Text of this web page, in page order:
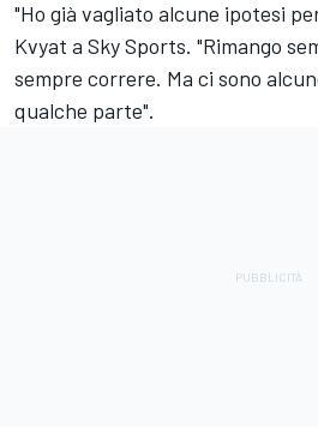
"Ho già vagliato alcune ipotesi
Kvyat a Sky Sports. "Rimango
sempre correre. Ma ci sono
qualche parte".